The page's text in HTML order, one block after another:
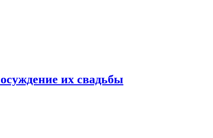
их свадьбы